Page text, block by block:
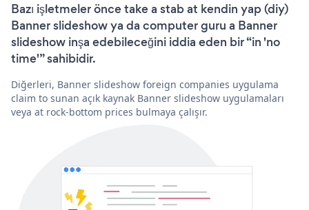
Bazı işletmeler önce take a stab at kendin yap (diy)
Banner slideshow ya da computer guru a Banner
slideshow inşa edebileceğini iddia eden bir “in 'no
time'” sahibidir.
Diğerleri, Banner slideshow foreign companies uygulama
claim to sunan açık kaynak Banner slideshow uygulamaları
veya at rock-bottom prices bulmaya çalışır.